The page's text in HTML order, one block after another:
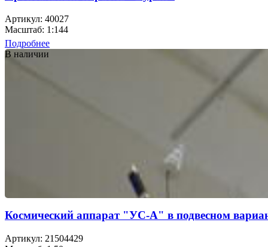
Артикул: 40027
Масштаб: 1:144
Подробнее
В наличии
Космический аппарат "УС-А" в подвесном
Артикул: 21504429